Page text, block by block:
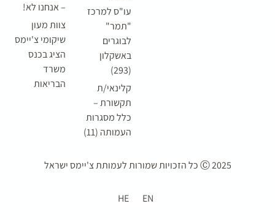
עו"ס למרכז
"תמר"
לבוגרים
באשקלון
קלינאי/ת
תקשורת –
כלל מסגרות
העמותה (11)
– אנחנו לא!
צוות מעון
שיקומי צ'יימס
הציג בכנס
משרד
הבריאות
2025 Ⓒ כל הזכויות שמורות ל עמותת צ'יימס ישראל